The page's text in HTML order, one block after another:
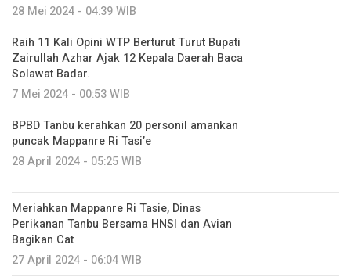
28 Mei 2024 - 04:39 WIB
Raih 11 Kali Opini WTP Berturut Turut Bupati
Zairullah Azhar Ajak 12 Kepala Daerah Baca
Solawat Badar.
7 Mei 2024 - 00:53 WIB
BPBD Tanbu kerahkan 20 personil amankan
puncak Mappanre Ri Tasi’e
28 April 2024 - 05:25 WIB
Meriahkan Mappanre Ri Tasie, Dinas
Perikanan Tanbu Bersama HNSI dan Avian
Bagikan Cat
27 April 2024 - 06:04 WIB